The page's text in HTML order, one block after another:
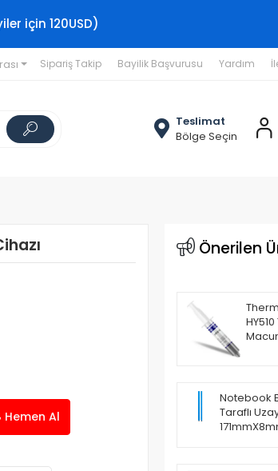
için 120USD)
Sipariş Takip Bayilik Başvurusu Yardım
Teslimat
Bölge Seçin
Hemen Al
Önerilen
Notebook
Taraflı